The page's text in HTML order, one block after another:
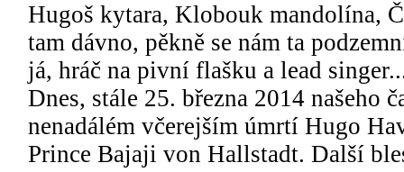
Hugoš kytara, Klobouk mandolína,
tam dávno, pěkně se nám ta
já, hráč na pivní flašku a lead
Dnes, stále 25. března 2014 našeho
nenadálém včerejším úmrtí Hugo
Prince Bajaji von Hallstadt. Další